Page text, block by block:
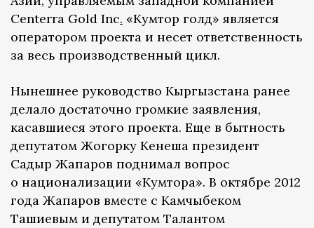
Centerra Gold Inc. «Кумтор голд» является
оператором проекта и несет ответственность
за весь производственный цикл.
Нынешнее руководство Кыргызстана ранее
делало достаточно громкие заявления,
касавшиеся этого проекта. Еще в бытность
депутатом Жогорку Кенеша президент
Садыр Жапаров поднимал вопрос
о национализации «Кумтора». В октябре 2012
года Жапаров вместе с Камчыбеком
Ташиевым и депутатом Талантом